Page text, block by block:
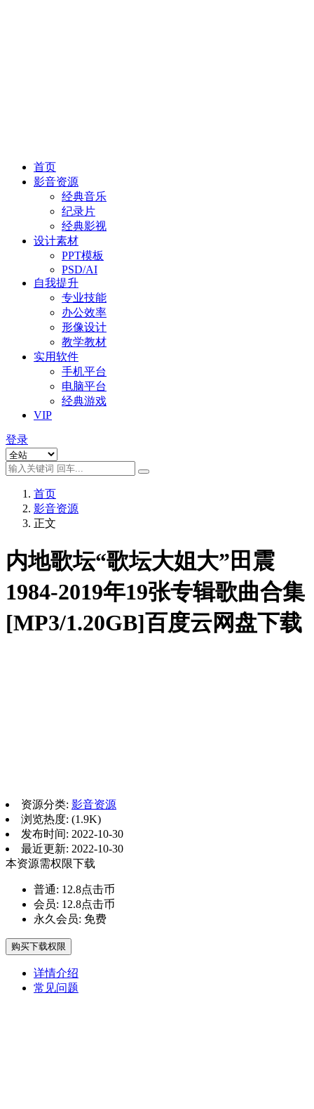
首页
影音资源
经典音乐
纪录片
经典影视
设计素材
PPT模板
PSD/AI
自我提升
专业技能
办公效率
形像设计
教学教材
实用软件
手机平台
电脑平台
经典游戏
VIP
登录
首页
影音资源
正文
内地歌坛“歌坛大姐大”田震
1984-2019年19张专辑歌曲合集
[MP3/1.20GB]百度云网盘下载
资源分类: 影音资源
浏览热度: (1.9K)
发布时间: 2022-10-30
最近更新: 2022-10-30
本资源需权限下载
普通: 12.8点击币
会员: 12.8点击币
永久会员: 免费
购买下载权限
详情介绍
常见问题